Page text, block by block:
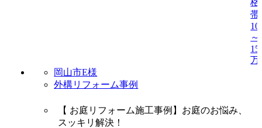
岡山市E様
外構リフォーム事例
【 お庭リフォーム施工事例】お庭のお悩み、
スッキリ解決！